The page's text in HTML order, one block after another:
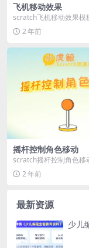
飞机移动效果
scratch飞机移动效果模
查看效果 演示
2 年前
摇杆控制角色移动
scratch摇杆控制角色移
拖动摇杆使角色前后移动
2 年前
最新资源
少儿